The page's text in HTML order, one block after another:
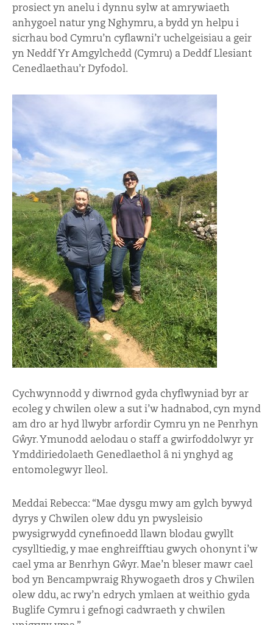
prosiect yn anelu i dynnu sylw at amrywiaeth
anhygoel natur yng Nghymru, a bydd yn helpu i
sicrhau bod Cymru’n cyflawni’r uchelgeisiau a geir
yn Neddf Yr Amgylchedd (Cymru) a Deddf Llesiant
Cenedlaethau’r Dyfodol.
Cychwynnodd y diwrnod gyda chyflwyniad byr ar
ecoleg y chwilen olew a sut i’w hadnabod, cyn mynd
am dro ar hyd llwybr arfordir Cymru yn ne Penrhyn
Gŵyr. Ymunodd aelodau o staff a gwirfoddolwyr yr
Ymddiriedolaeth Genedlaethol â ni ynghyd ag
entomolegwyr lleol.
Meddai Rebecca: “Mae dysgu mwy am gylch bywyd
dyrys y Chwilen olew ddu yn pwysleisio
pwysigrwydd cynefinoedd llawn blodau gwyllt
cysylltiedig, y mae enghreifftiau gwych ohonynt i’w
cael yma ar Benrhyn Gŵyr. Mae’n bleser mawr cael
bod yn Bencampwraig Rhywogaeth dros y Chwilen
olew ddu, ac rwy’n edrych ymlaen at weithio gyda
Buglife Cymru i gefnogi cadwraeth y chwilen